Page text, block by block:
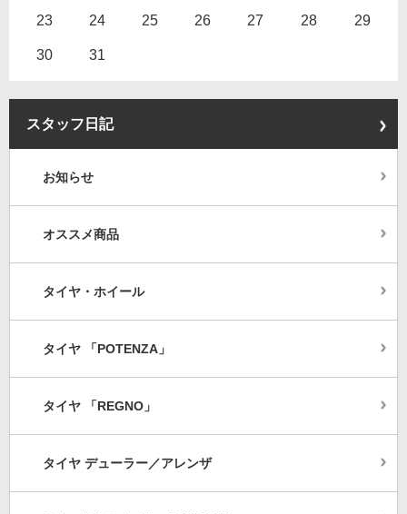
23 24 25 26 27 28 29
30 31
スタッフ日記
お知らせ
オススメ商品
タイヤ・ホイール
タイヤ 「POTENZA」
タイヤ 「REGNO」
タイヤ デューラー／アレンザ